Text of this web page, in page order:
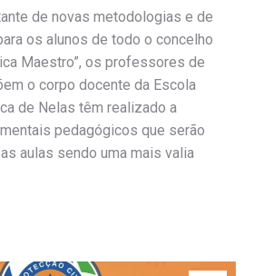
de novas metodologias e de
os alunos de todo o concelho
Maestro”, os professores de
o corpo docente da Escola
de Nelas têm realizado a
pedagógicos que serão
aulas sendo uma mais valia